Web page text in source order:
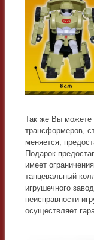
Так же Вы можете
трансформеров,
меняется,
Подарок
имеет
танцевальный
игрушечного
неисправности
осуществляет